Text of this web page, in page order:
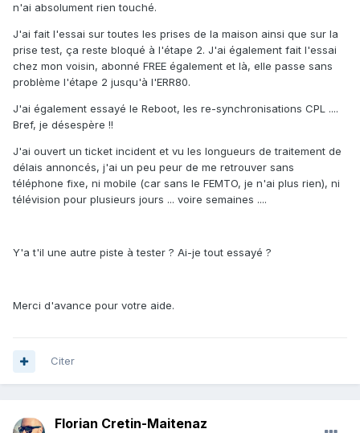
n'ai absolument rien touché.
J'ai fait l'essai sur toutes les prises de la maison ainsi que sur la
prise test, ça reste bloqué à l'étape 2. J'ai également fait l'essai
chez mon voisin, abonné FREE également et là, elle passe sans
problème l'étape 2 jusqu'à l'ERR80.
J'ai également essayé le Reboot, les re-synchronisations CPL ....
Bref, je désespère !!
J'ai ouvert un ticket incident et vu les longueurs de traitement de
délais annoncés, j'ai un peu peur de me retrouver sans
téléphone fixe, ni mobile (car sans le FEMTO, je n'ai plus rien), ni
télévision pour plusieurs jours ... voire semaines ....
Y'a t'il une autre piste à tester ? Ai-je tout essayé ?
Merci d'avance pour votre aide.
Citer
Florian Cretin-Maitenaz